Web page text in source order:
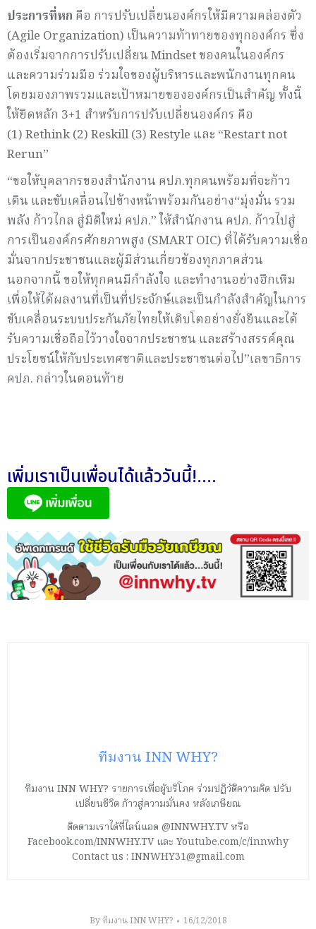
ประการที่หก คือ การปรับเปลี่ยนองค์กรให้มีความคล่องตัว
(Agile Organization) เป็นความท้าทายของทุกองค์กร ซึ่ง
ต้องเริ่มจากการปรับเปลี่ยน Mindset ของคนในองค์กร
และความร่วมมือ ร่วมใจของผู้บริหารและพนักงานทุกคน
โดยมองภาพรวมและเป้าหมายขององค์กรเป็นสำคัญ ทั้งนี้
ให้ยึดหลัก 3+1 สำหรับการปรับเปลี่ยนองค์กร คือ
(1) Rethink (2) Reskill (3) Restyle และ “Restart not
Rerun”
“ขอให้บุคลากรของสำนักงาน คปภ.ทุกคนพร้อมที่จะก้าว
เดิน และขับเคลื่อนไปข้างหน้าพร้อมกันอย่าง“มุ่งมั่น รวม
พลัง ก้าวไกล สู่มิติใหม่ คปภ.” ให้สำนักงาน คปภ. ก้าวไปสู่
การเป็นองค์กรศักยภาพสูง (SMART OIC) ที่ได้รับความเชื่อ
มั่นจากประชาชนและผู้มีส่วนเกี่ยวข้องทุกภาคส่วน
นอกจากนี้ ขอให้ทุกคนมีกำลังใจ และทำงานอย่างฮึกเหิม
เพื่อให้ได้ผลงานที่เป็นที่ประจักษ์และเป็นกำลังสำคัญในการ
ขับเคลื่อนระบบประกันภัยไทยให้เติบโตอย่างยั่งยืนและได้
รับความเชื่อถือไว้วางใจจากประชาชน และสร้างสรรค์คุณ
ประโยชน์ให้กับประเทศชาติและประชาชนต่อไป”เลขาธิการ
คปภ. กล่าวในตอนท้าย
เพิ่มเราเป็นเพื่อนได้แล้ววันนี้!....
ทีมงาน INN WHY?
ทีมงาน INN WHY? รายการเพื่อผู้บริโภค ร่วมปฏิวัติความคิด ปรับ
เปลี่ยนชีวิต ก้าวสู่ความมั่นคง หลังเกษียณ
ติดตามเราได้ที่ไลน์แอด @INNWHY.TV หรือ
Facebook.com/INNWHY.TV และ Youtube.com/c/innwhy
Contact us : INNWHY31@gmail.com
Byทีมงาน INN WHY? 16/12/2018